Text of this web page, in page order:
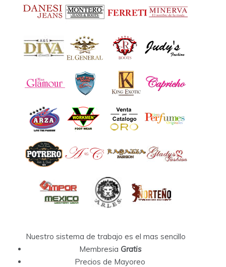
Nuestro sistema de trabajo es el mas sencillo
Membresia Gratis
Precios de Mayoreo